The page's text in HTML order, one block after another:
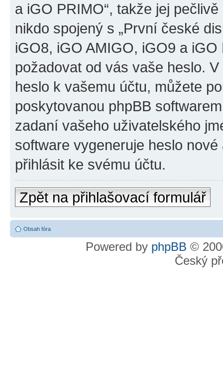
a iGO PRIMO“, takže jej
nikdo spojený s „První české
iGO8, iGO AMIGO, iGO9 a
požadovat od vás vaše heslo.
heslo k vašemu účtu, můžete
poskytovanou phpBB
zadaní vašeho uživatelského
software vygeneruje heslo
přihlásit ke svému účtu.
Zpět na přihlašovací formulář
Obsah fóra
Powered by phpBB ©
Český